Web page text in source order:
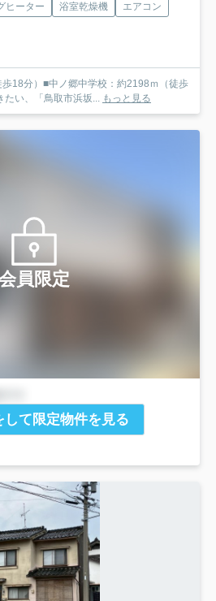
ヒーター 浴室乾燥機
エアコン
18分）■中ノ郷中学校：約2198ｍ（徒歩
たい、「鳥取市浜坂... もっと見る
員限定
して限定物件を見る